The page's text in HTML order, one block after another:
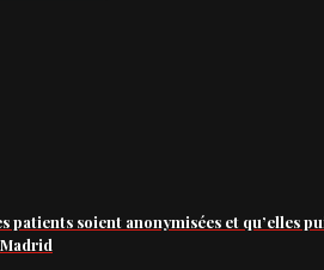
patients soient anonymisées et qu’elles